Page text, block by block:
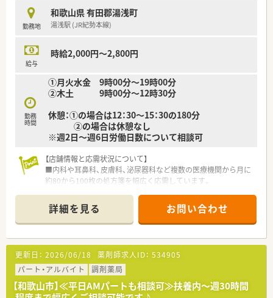
ます。
■機械化も進んでおり、現在ほぼ全店に監査機を導入済み！水剤
の多い店舗は分注機も入っています。
が多数ございます。
■最新の医薬品情報を学べる研修など、薬剤師としてスキルアッ
人として成長できる研修も行っています。
■借り上げ社宅相談可能です。半額自己負担として天引きされ
＊＊＊＊こんな方にオススメ！＊＊＊＊
■地元の和歌山に根差して、地域から愛される薬局のこれからの
■豊富な研修で薬剤師としての幅広い知識を身につけたい方
■今まで以上に対人業務に注力したい方
勤務地
和歌山県 有田郡湯浅町
湯浅駅 (JR紀勢本線)
給与
時給2,000円～2,800円
勤務
時間
①月火水金 9時00分〜19時00分
②木土 9時00分〜12時30分
休憩：①の場合は12：30～15：30の180分
②の場合は休憩なし
※週2日〜週6日労働日数について相談可
【店舗情報と応需状況について】
■内科や耳鼻科、皮膚科、泌尿器科など複数の医療機関から月に
約80から100枚の処方箋を幅広く応需しています。
の通勤における身体的負担を大きく軽減できます。
■月曜から水曜と金曜は19時までの営業で、木曜と土曜は12時
半までの半日営業となり予定も立てやすいです。
【求人情報について】
■調剤業務や監査、服薬指導といった薬剤師としての基本的な業
務全般を、責任を持って幅広くご担当いただきます。
■昇給は年に1回設けられており、あなたの日々の頑張りやスキ
ルアップの成果が着実に給与へ反映される仕組みです。
詳細を見る お問い合わせ
更新日： 2026/06/18 薬剤師求人ID： 534905
パート・アルバイト
調剤薬局
【和歌山市】≪平日AMパートも相談可≫扶養内～週30時間